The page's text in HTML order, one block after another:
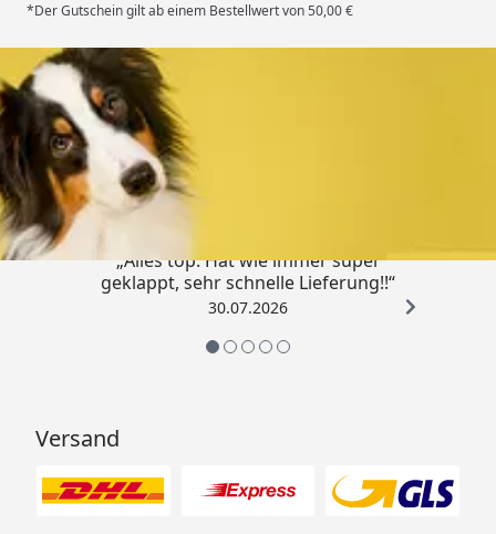
*Der Gutschein gilt ab einem Bestellwert von 50,00 €
Trusted Shops
„Alles top. Hat wie immer super
geklappt, sehr schnelle Lieferung!!“
30.07.2026
Versand